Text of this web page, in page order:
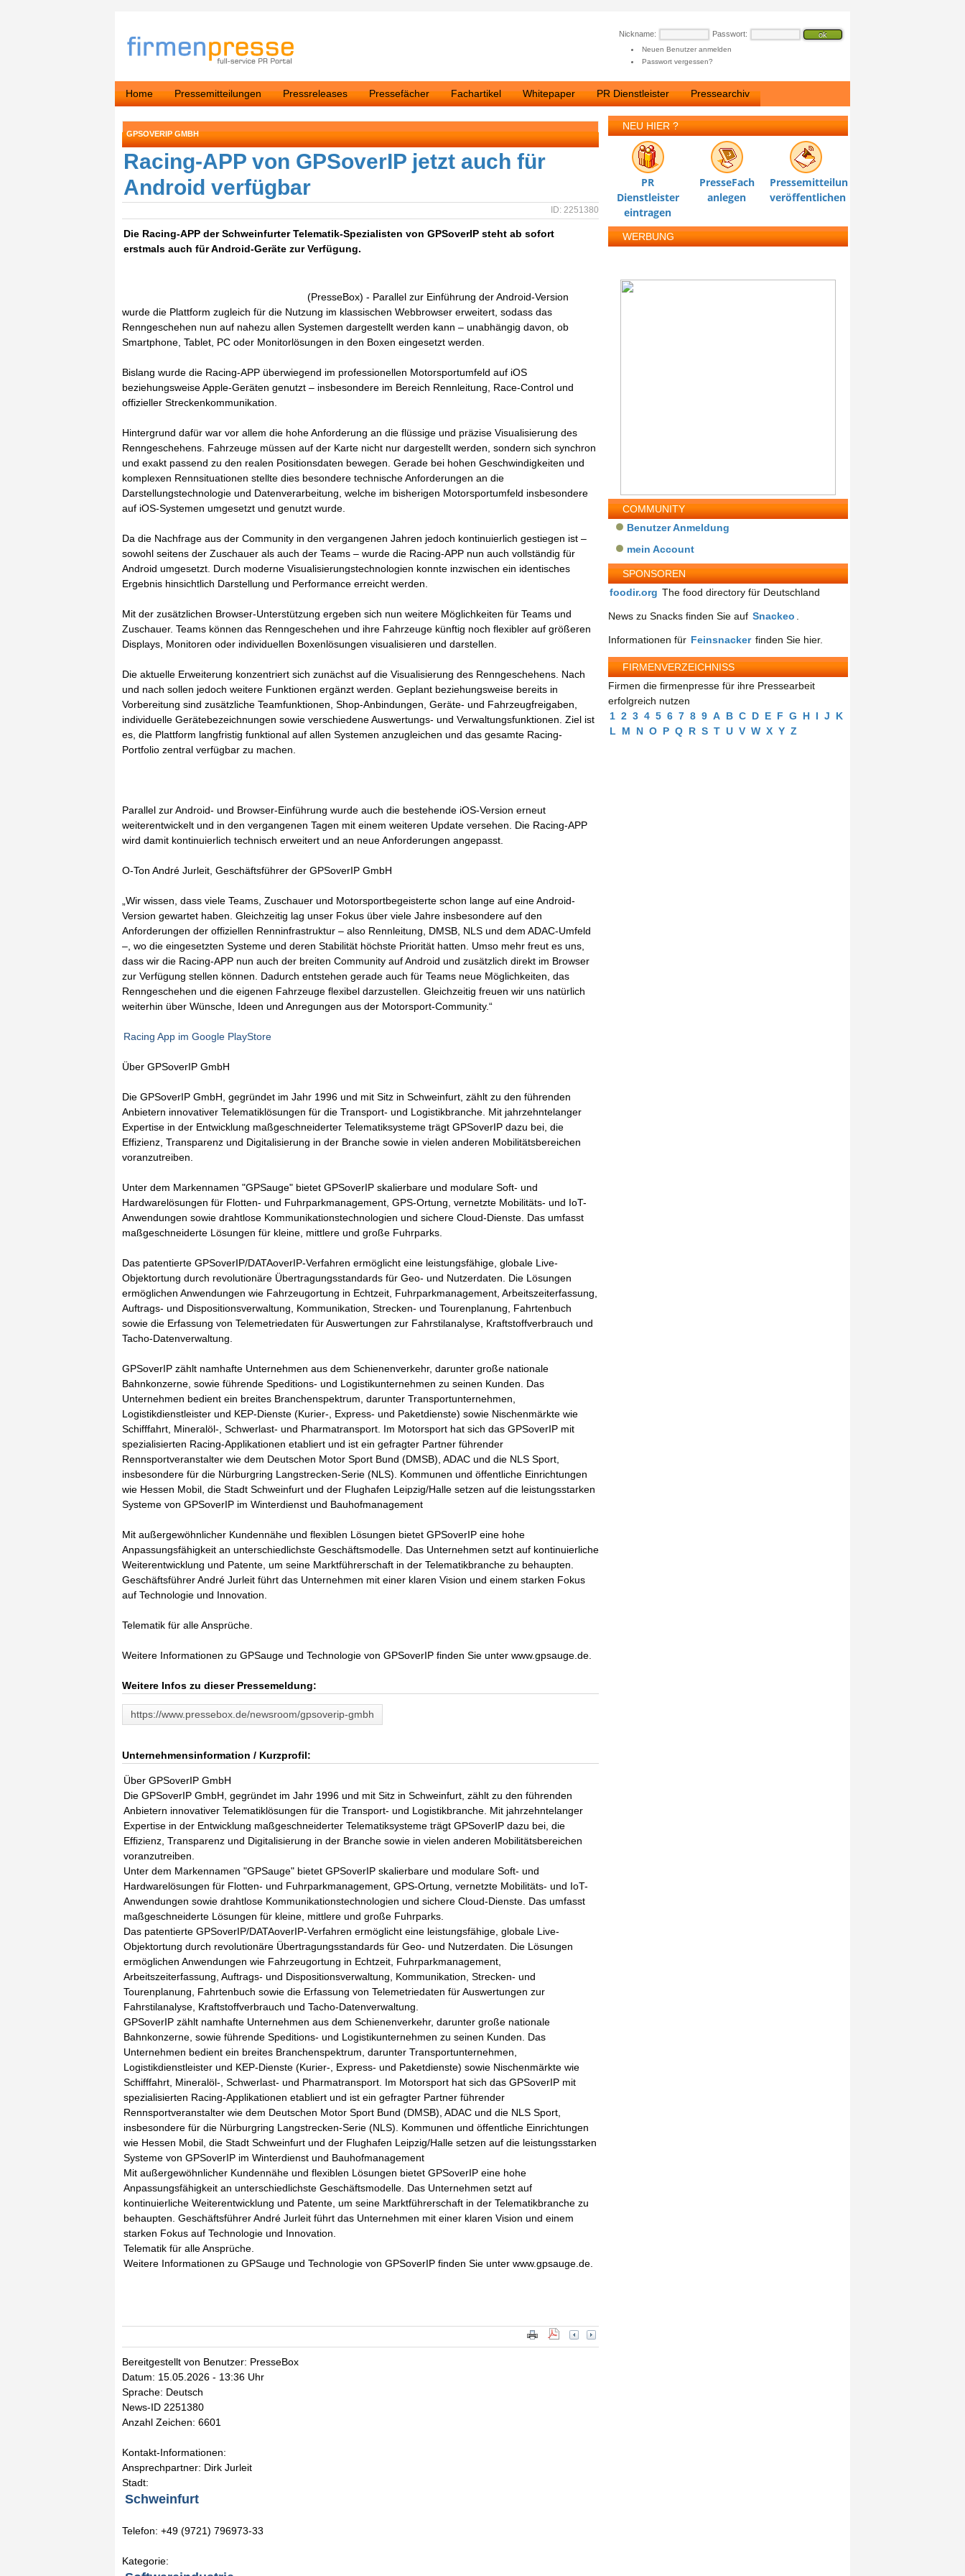
Nickname: Passwort:
Neuen Benutzer anmelden
Passwort vergessen?
Home Pressemitteilungen Pressreleases Pressefächer Fachartikel Whitepaper PR Dienstleister Pressearchiv
GPSOVERIP GMBH
Racing-APP von GPSoverIP jetzt auch für
Android verfügbar
ID: 2251380
Die Racing-APP der Schweinfurter Telematik-Spezialisten von GPSoverIP steht ab sofort
erstmals auch für Android-Geräte zur Verfügung.
(PresseBox) - Parallel zur Einführung der Android-Version
wurde die Plattform zugleich für die Nutzung im klassischen Webbrowser erweitert, sodass das
Renngeschehen nun auf nahezu allen Systemen dargestellt werden kann – unabhängig davon, ob
Smartphone, Tablet, PC oder Monitorlösungen in den Boxen eingesetzt werden.
Bislang wurde die Racing-APP überwiegend im professionellen Motorsportumfeld auf iOS
beziehungsweise Apple-Geräten genutzt – insbesondere im Bereich Rennleitung, Race-Control und
offizieller Streckenkommunikation.
Hintergrund dafür war vor allem die hohe Anforderung an die flüssige und präzise Visualisierung des
Renngeschehens. Fahrzeuge müssen auf der Karte nicht nur dargestellt werden, sondern sich synchron
und exakt passend zu den realen Positionsdaten bewegen. Gerade bei hohen Geschwindigkeiten und
komplexen Rennsituationen stellte dies besondere technische Anforderungen an die
Darstellungstechnologie und Datenverarbeitung, welche im bisherigen Motorsportumfeld insbesondere
auf iOS-Systemen umgesetzt und genutzt wurde.
Da die Nachfrage aus der Community in den vergangenen Jahren jedoch kontinuierlich gestiegen ist –
sowohl seitens der Zuschauer als auch der Teams – wurde die Racing-APP nun auch vollständig für
Android umgesetzt. Durch moderne Visualisierungstechnologien konnte inzwischen ein identisches
Ergebnis hinsichtlich Darstellung und Performance erreicht werden.
Mit der zusätzlichen Browser-Unterstützung ergeben sich nun weitere Möglichkeiten für Teams und
Zuschauer. Teams können das Renngeschehen und ihre Fahrzeuge künftig noch flexibler auf größeren
Displays, Monitoren oder individuellen Boxenlösungen visualisieren und darstellen.
Die aktuelle Erweiterung konzentriert sich zunächst auf die Visualisierung des Renngeschehens. Nach
und nach sollen jedoch weitere Funktionen ergänzt werden. Geplant beziehungsweise bereits in
Vorbereitung sind zusätzliche Teamfunktionen, Shop-Anbindungen, Geräte- und Fahrzeugfreigaben,
individuelle Gerätebezeichnungen sowie verschiedene Auswertungs- und Verwaltungsfunktionen. Ziel ist
es, die Plattform langfristig funktional auf allen Systemen anzugleichen und das gesamte Racing-
Portfolio zentral verfügbar zu machen.
Parallel zur Android- und Browser-Einführung wurde auch die bestehende iOS-Version erneut
weiterentwickelt und in den vergangenen Tagen mit einem weiteren Update versehen. Die Racing-APP
wird damit kontinuierlich technisch erweitert und an neue Anforderungen angepasst.
O-Ton André Jurleit, Geschäftsführer der GPSoverIP GmbH
„Wir wissen, dass viele Teams, Zuschauer und Motorsportbegeisterte schon lange auf eine Android-
Version gewartet haben. Gleichzeitig lag unser Fokus über viele Jahre insbesondere auf den
Anforderungen der offiziellen Renninfrastruktur – also Rennleitung, DMSB, NLS und dem ADAC-Umfeld
–, wo die eingesetzten Systeme und deren Stabilität höchste Priorität hatten. Umso mehr freut es uns,
dass wir die Racing-APP nun auch der breiten Community auf Android und zusätzlich direkt im Browser
zur Verfügung stellen können. Dadurch entstehen gerade auch für Teams neue Möglichkeiten, das
Renngeschehen und die eigenen Fahrzeuge flexibel darzustellen. Gleichzeitig freuen wir uns natürlich
weiterhin über Wünsche, Ideen und Anregungen aus der Motorsport-Community.“
Racing App im Google PlayStore
Über GPSoverIP GmbH
Die GPSoverIP GmbH, gegründet im Jahr 1996 und mit Sitz in Schweinfurt, zählt zu den führenden
Anbietern innovativer Telematiklösungen für die Transport- und Logistikbranche. Mit jahrzehntelanger
Expertise in der Entwicklung maßgeschneiderter Telematiksysteme trägt GPSoverIP dazu bei, die
Effizienz, Transparenz und Digitalisierung in der Branche sowie in vielen anderen Mobilitätsbereichen
voranzutreiben.
Unter dem Markennamen "GPSauge" bietet GPSoverIP skalierbare und modulare Soft- und
Hardwarelösungen für Flotten- und Fuhrparkmanagement, GPS-Ortung, vernetzte Mobilitäts- und IoT-
Anwendungen sowie drahtlose Kommunikationstechnologien und sichere Cloud-Dienste. Das umfasst
maßgeschneiderte Lösungen für kleine, mittlere und große Fuhrparks.
Das patentierte GPSoverIP/DATAoverIP-Verfahren ermöglicht eine leistungsfähige, globale Live-
Objektortung durch revolutionäre Übertragungsstandards für Geo- und Nutzerdaten. Die Lösungen
ermöglichen Anwendungen wie Fahrzeugortung in Echtzeit, Fuhrparkmanagement, Arbeitszeiterfassung,
Auftrags- und Dispositionsverwaltung, Kommunikation, Strecken- und Tourenplanung, Fahrtenbuch
sowie die Erfassung von Telemetriedaten für Auswertungen zur Fahrstilanalyse, Kraftstoffverbrauch und
Tacho-Datenverwaltung.
GPSoverIP zählt namhafte Unternehmen aus dem Schienenverkehr, darunter große nationale
Bahnkonzerne, sowie führende Speditions- und Logistikunternehmen zu seinen Kunden. Das
Unternehmen bedient ein breites Branchenspektrum, darunter Transportunternehmen,
Logistikdienstleister und KEP-Dienste (Kurier-, Express- und Paketdienste) sowie Nischenmärkte wie
Schifffahrt, Mineralöl-, Schwerlast- und Pharmatransport. Im Motorsport hat sich das GPSoverIP mit
spezialisierten Racing-Applikationen etabliert und ist ein gefragter Partner führender
Rennsportveranstalter wie dem Deutschen Motor Sport Bund (DMSB), ADAC und die NLS Sport,
insbesondere für die Nürburgring Langstrecken-Serie (NLS). Kommunen und öffentliche Einrichtungen
wie Hessen Mobil, die Stadt Schweinfurt und der Flughafen Leipzig/Halle setzen auf die leistungsstarken
Systeme von GPSoverIP im Winterdienst und Bauhofmanagement
Mit außergewöhnlicher Kundennähe und flexiblen Lösungen bietet GPSoverIP eine hohe
Anpassungsfähigkeit an unterschiedlichste Geschäftsmodelle. Das Unternehmen setzt auf kontinuierliche
Weiterentwicklung und Patente, um seine Marktführerschaft in der Telematikbranche zu behaupten.
Geschäftsführer André Jurleit führt das Unternehmen mit einer klaren Vision und einem starken Fokus
auf Technologie und Innovation.
Telematik für alle Ansprüche.
Weitere Informationen zu GPSauge und Technologie von GPSoverIP finden Sie unter www.gpsauge.de.
Weitere Infos zu dieser Pressemeldung:
https://www.pressebox.de/newsroom/gpsoverip-gmbh
Unternehmensinformation / Kurzprofil:
Über GPSoverIP GmbH
Die GPSoverIP GmbH, gegründet im Jahr 1996 und mit Sitz in Schweinfurt, zählt zu den führenden
Anbietern innovativer Telematiklösungen für die Transport- und Logistikbranche. Mit jahrzehntelanger
Expertise in der Entwicklung maßgeschneiderter Telematiksysteme trägt GPSoverIP dazu bei, die
Effizienz, Transparenz und Digitalisierung in der Branche sowie in vielen anderen Mobilitätsbereichen
voranzutreiben.
Unter dem Markennamen "GPSauge" bietet GPSoverIP skalierbare und modulare Soft- und
Hardwarelösungen für Flotten- und Fuhrparkmanagement, GPS-Ortung, vernetzte Mobilitäts- und IoT-
Anwendungen sowie drahtlose Kommunikationstechnologien und sichere Cloud-Dienste. Das umfasst
maßgeschneiderte Lösungen für kleine, mittlere und große Fuhrparks.
Das patentierte GPSoverIP/DATAoverIP-Verfahren ermöglicht eine leistungsfähige, globale Live-
Objektortung durch revolutionäre Übertragungsstandards für Geo- und Nutzerdaten. Die Lösungen
ermöglichen Anwendungen wie Fahrzeugortung in Echtzeit, Fuhrparkmanagement,
Arbeitszeiterfassung, Auftrags- und Dispositionsverwaltung, Kommunikation, Strecken- und
Tourenplanung, Fahrtenbuch sowie die Erfassung von Telemetriedaten für Auswertungen zur
Fahrstilanalyse, Kraftstoffverbrauch und Tacho-Datenverwaltung.
GPSoverIP zählt namhafte Unternehmen aus dem Schienenverkehr, darunter große nationale
Bahnkonzerne, sowie führende Speditions- und Logistikunternehmen zu seinen Kunden. Das
Unternehmen bedient ein breites Branchenspektrum, darunter Transportunternehmen,
Logistikdienstleister und KEP-Dienste (Kurier-, Express- und Paketdienste) sowie Nischenmärkte wie
Schifffahrt, Mineralöl-, Schwerlast- und Pharmatransport. Im Motorsport hat sich das GPSoverIP mit
spezialisierten Racing-Applikationen etabliert und ist ein gefragter Partner führender
Rennsportveranstalter wie dem Deutschen Motor Sport Bund (DMSB), ADAC und die NLS Sport,
insbesondere für die Nürburgring Langstrecken-Serie (NLS). Kommunen und öffentliche Einrichtungen
wie Hessen Mobil, die Stadt Schweinfurt und der Flughafen Leipzig/Halle setzen auf die leistungsstarken
Systeme von GPSoverIP im Winterdienst und Bauhofmanagement
Mit außergewöhnlicher Kundennähe und flexiblen Lösungen bietet GPSoverIP eine hohe
Anpassungsfähigkeit an unterschiedlichste Geschäftsmodelle. Das Unternehmen setzt auf
kontinuierliche Weiterentwicklung und Patente, um seine Marktführerschaft in der Telematikbranche zu
behaupten. Geschäftsführer André Jurleit führt das Unternehmen mit einer klaren Vision und einem
starken Fokus auf Technologie und Innovation.
Telematik für alle Ansprüche.
Weitere Informationen zu GPSauge und Technologie von GPSoverIP finden Sie unter www.gpsauge.de.
Bereitgestellt von Benutzer: PresseBox
Datum: 15.05.2026 - 13:36 Uhr
Sprache: Deutsch
News-ID 2251380
Anzahl Zeichen: 6601
Kontakt-Informationen:
Ansprechpartner: Dirk Jurleit
Stadt:
Schweinfurt
Telefon: +49 (9721) 796973-33
Kategorie:
NEU HIER ?
PR
Dienstleister
eintragen
PresseFach
anlegen
Pressemitteilung
veröffentlichen
WERBUNG
COMMUNITY
Benutzer Anmeldung
mein Account
SPONSOREN
foodir.org The food directory für Deutschland
News zu Snacks finden Sie auf Snackeo
Informationen für Feinsnacker finden Sie hier.
FIRMENVERZEICHNISS
Firmen die firmenpresse für ihre Pressearbeit
erfolgreich nutzen
1 2 3 4 5 6 7 8 9 A B C D E F G H I J
K
L
M N O P Q R S T U V W X Y Z